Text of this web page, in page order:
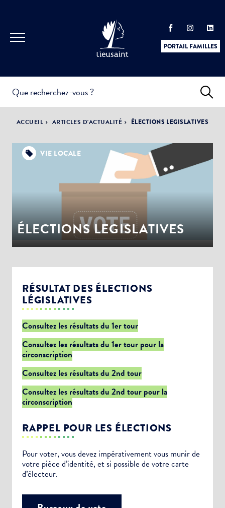
PORTAIL FAMILLES
PRATIQUES &
DÉMARCHES
ACTUALITÉS &
ÉVÈNEMENTS
LA VILLE
DÉMOCRATIE
PARTICIPATIVE
ACCUEIL ARTICLES D'ACTUALITÉ ÉLECTIONS LEGISLATIVES
VIE LOCALE
ÉLECTIONS LEGISLATIVES
RÉSULTAT DES ÉLECTIONS
LÉGISLATIVES
Consultez les résultats du 1er tour
Consultez les résultats du 1er tour pour la
circonscription
Consultez les résultats du 2nd tour
Consultez les résultats du 2nd tour pour la
circonscription
RAPPEL POUR LES ÉLECTIONS
Pour voter, vous devez impérativement vous munir de
votre pièce d’identité, et si possible de votre carte
d’électeur.